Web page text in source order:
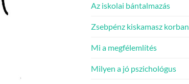
Az iskolai bántalmazás
Zsebpénz kiskamasz korban
Mi a megfélemlítés
Milyen a jó pszichológus